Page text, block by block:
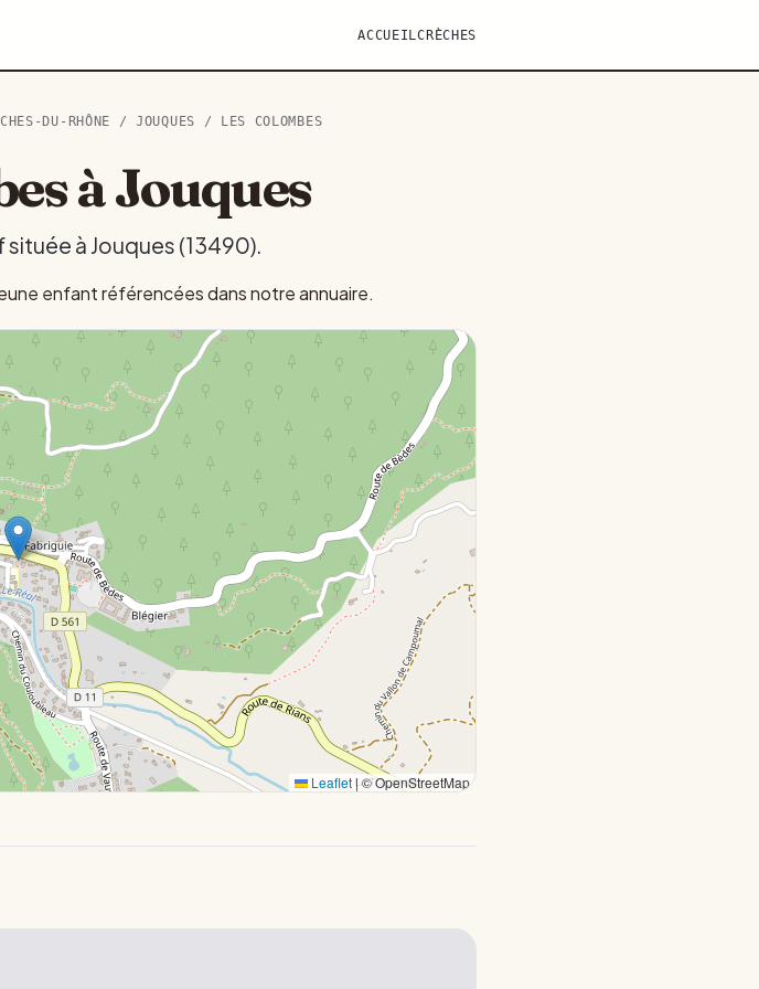
ACCUEILCRÈCHES
DU-RHÔNE /JOUQUES / LES COLOMBES
à Jouques
à Jouques (13490).
enfant référencées dans notre annuaire.
Leaflet|© OpenStreetMap